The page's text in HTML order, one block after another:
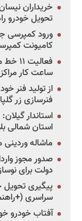
خریداران
تحویل خودرو
ورود کمپرسی
کامیونت
ساعت کار
از تولید فنر
فنرسازی زر
استان شمالی
ماشاله
دولت برای
پیگیری تحویل
سراسری
آفتاب خودرو